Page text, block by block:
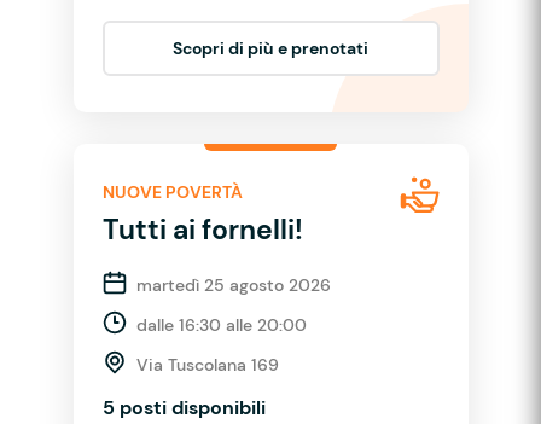
Scopri di più e prenotati
NUOVE POVERTÀ
Tutti ai fornelli!
martedì 25 agosto 2026
dalle 16:30 alle 20:00
Via Tuscolana 169
5 posti disponibili